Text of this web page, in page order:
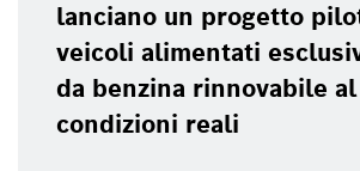
progetto pilota con
esclusivamente
rinnovabile al 100% in
reali